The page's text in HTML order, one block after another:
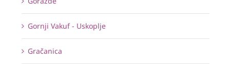
Gornji Vakuf - Uskoplje
Gračanica